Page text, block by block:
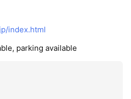
index.html
parking available